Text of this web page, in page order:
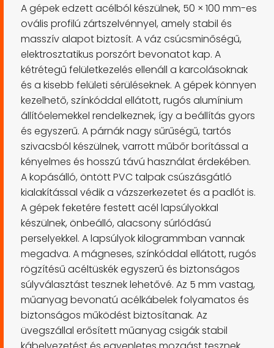
A gépek edzett acélból készülnek, 50 × 100 mm-es
ovális profilú zártszelvénnyel, amely stabil és
masszív alapot biztosít. A váz csúcsminőségű,
elektrosztatikus porszórt bevonatot kap. A
kétrétegű felületkezelés ellenáll a karcolásoknak
és a kisebb felületi sérüléseknek. A gépek könnyen
kezelhető, színkóddal ellátott, rugós alumínium
állítóelemekkel rendelkeznek, így a beállítás gyors
és egyszerű. A párnák nagy sűrűségű, tartós
szivacsból készülnek, varrott műbőr borítással a
kényelmes és hosszú távú használat érdekében.
A kopásálló, öntött PVC talpak csúszásgátló
kialakítással védik a vázszerkezetet és a padlót is.
A gépek feketére festett acél lapsúlyokkal
készülnek, önbeálló, alacsony súrlódású
perselyekkel. A lapsúlyok kilogrammban vannak
megadva. A mágneses, színkóddal ellátott, rugós
rögzítésű acéltüskék egyszerű és biztonságos
súlyválasztást tesznek lehetővé. Az 5 mm vastag,
műanyag bevonatú acélkábelek folyamatos és
biztonságos működést biztosítanak. Az
üvegszállal erősített műanyag csigák stabil